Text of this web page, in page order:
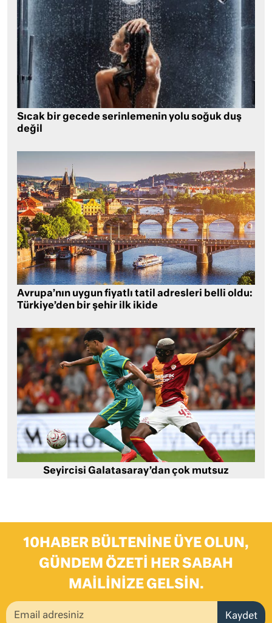
Sıcak bir gecede serinlemenin yolu soğuk duş
değil
Avrupa’nın uygun fiyatlı tatil adresleri belli oldu:
Türkiye’den bir şehir ilk ikide
Seyircisi Galatasaray’dan çok mutsuz
10HABER BÜLTENINE ÜYE OLUN,
GÜNDEM ÖZETI HER SABAH
MAILINIZE GELSIN.
Kaydet